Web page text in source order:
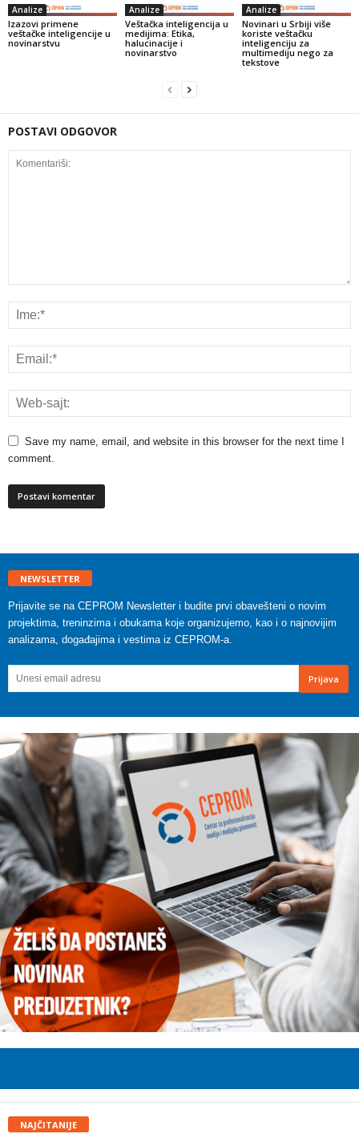
Analize
Izazovi primene
veštačke inteligencije u
novinarstvu
Analize
Veštačka inteligencija u
medijima: Etika,
halucinacije i
novinarstvo
Analize
Novinari u Srbiji više
koriste veštačku
inteligenciju za
multimediju nego za
tekstove
POSTAVI ODGOVOR
Save my name, email, and website in this browser for the next time I
comment.
NEWSLETTER
Prijavite se na CEPROM Newsletter i budite prvi obavešteni o novim
projektima, treninzima i obukama koje organizujemo, kao i o najnovijim
analizama, događajima i vestima iz CEPROM-a.
NAJČITANIJE